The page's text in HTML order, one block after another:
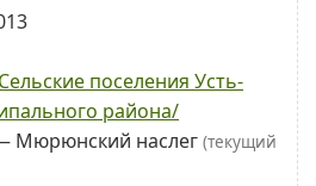
Сельские поселения Усть-
района/
Мюрюнский наслег (текущий